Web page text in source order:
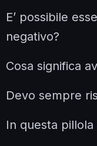
E’ possibile
negativo?
Cosa significa
Devo sempre
In questa